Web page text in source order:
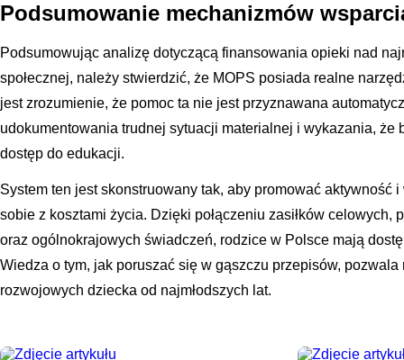
Podsumowanie mechanizmów
Podsumowując analizę dotyczącą finansowania opieki nad
społecznej, należy stwierdzić, że MOPS posiada realne
jest zrozumienie, że pomoc ta nie jest przyznawana
udokumentowania trudnej sytuacji materialnej i wykazania, że
dostęp do edukacji.
System ten jest skonstruowany tak, aby promować aktywność
sobie z kosztami życia. Dzięki połączeniu zasiłków celowych,
oraz ogólnokrajowych świadczeń, rodzice w Polsce mają
Wiedza o tym, jak poruszać się w gąszczu przepisów,
rozwojowych dziecka od najmłodszych lat.